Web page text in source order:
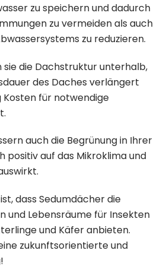
zu speichern und dadurch
zu vermeiden als auch
zu reduzieren.
sie die Dachstruktur unterhalb,
des Daches verlängert
Kosten für notwendige
auch die Begrünung in Ihrer
positiv auf das Mikroklima und
dass Sedumdächer die
und Lebensräume für Insekten
und Käfer anbieten.
zukunftsorientierte und